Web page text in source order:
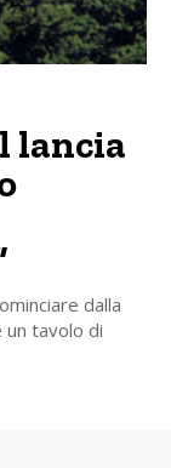
lancia
dalla
un tavolo di